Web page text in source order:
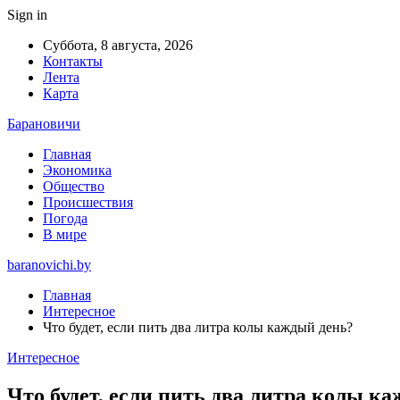
Sign in
Суббота, 8 августа, 2026
Контакты
Лента
Карта
Барановичи
Главная
Экономика
Общество
Происшествия
Погода
В мире
baranovichi.by
Главная
Интересное
Что будет, если пить два литра колы каждый день?
Интересное